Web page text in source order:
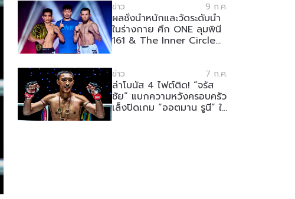
ข่าว 9 ก.ค.
ผลชั่งน้ำหนักและวัดระดับน้ำ
ในร่างกาย ศึก ONE ลุมพินี
161 & The Inner Circle
ข่าว 7 ก.ค.
ล่าโบนัส 4 ไฟต์ติด! “จรัส
ชัย” แบกความหวังครอบครัว
เล็งปิดเกม “ออตมาน รูนี” ใน